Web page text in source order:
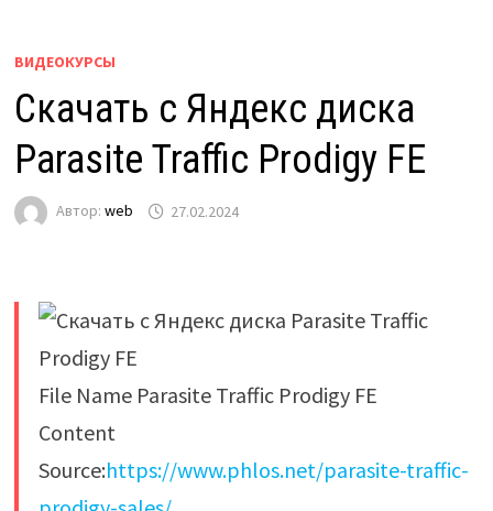
ВИДЕОКУРСЫ
Скачать с Яндекс диска
Parasite Traffic Prodigy FE
Автор: web 27.02.2024
File Name Parasite Traffic Prodigy FE
Content
Source:https://www.phlos.net/parasite-traffic-